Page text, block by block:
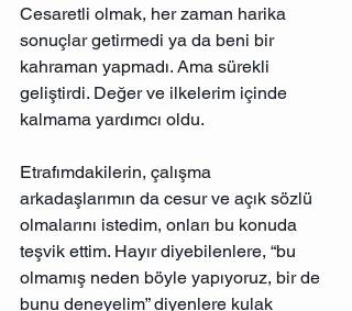
Cesaretli olmak, her zaman harika
sonuçlar getirmedi ya da beni bir
kahraman yapmadı. Ama sürekli
geliştirdi. Değer ve ilkelerim içinde
kalmama yardımcı oldu.
Etrafımdakilerin, çalışma
arkadaşlarımın da cesur ve açık sözlü
olmalarını istedim, onları bu konuda
teşvik ettim. Hayır diyebilenlere, “bu
olmamış neden böyle yapıyoruz, bir de
bunu deneyelim” diyenlere kulak